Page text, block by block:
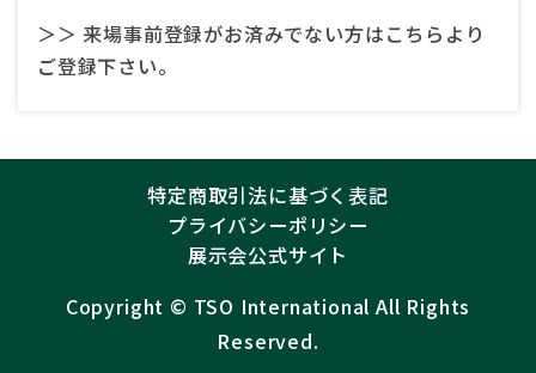
＞＞ 来場事前登録がお済みでない方はこちらより
ご登録下さい。
特定商取引法に基づく表記
プライバシーポリシー
展示会公式サイト
Copyright ©︎ TSO International All Rights
Reserved.